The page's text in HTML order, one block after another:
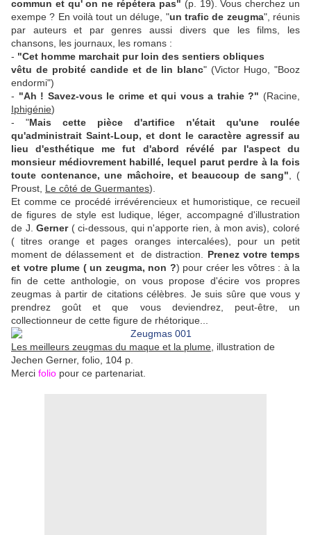
commun et qu' on ne répétera pas" (p. 19). Vous cherchez un
exempe ? En voilà tout un déluge, "un trafic de zeugma", réunis
par auteurs et par genres aussi divers que les films, les
chansons, les journaux, les romans :
- "Cet homme marchait pur loin des sentiers obliques
vêtu de probité candide et de lin blanc" (Victor Hugo, "Booz
endormi")
- "Ah ! Savez-vous le crime et qui vous a trahie ?" (Racine,
Iphigénie)
- "Mais cette pièce d'artifice n'était qu'une roulée
qu'administrait Saint-Loup, et dont le caractère agressif au
lieu d'esthétique me fut d'abord révélé par l'aspect du
monsieur médiovrement habillé, lequel parut perdre à la fois
toute contenance, une mâchoire, et beaucoup de sang" , (
Proust, Le côté de Guermantes).
Et comme ce procédé irrévérencieux et humoristique, ce recueil
de figures de style est ludique, léger, accompagné d'illustration
de J.Gerner( ci-dessous, qui n'apporte rien, à mon avis), coloré
( titres orange et pages oranges intercalées), pour un petit
moment de délassement et de distraction. Prenez votre temps
et votre plume ( un zeugma, non ?) pour créer les vôtres : à la
fin de cette anthologie, on vous propose d'écire vos propres
zeugmas à partir de citations célèbres. Je suis sûre que vous y
prendrez goût et que vous deviendrez, peut-être, un
collectionneur de cette figure de rhétorique...
Les meilleurs zeugmas du maque et la plume , illustration de
Jechen Gerner, folio, 104 p.
Merci folio pour ce partenariat.